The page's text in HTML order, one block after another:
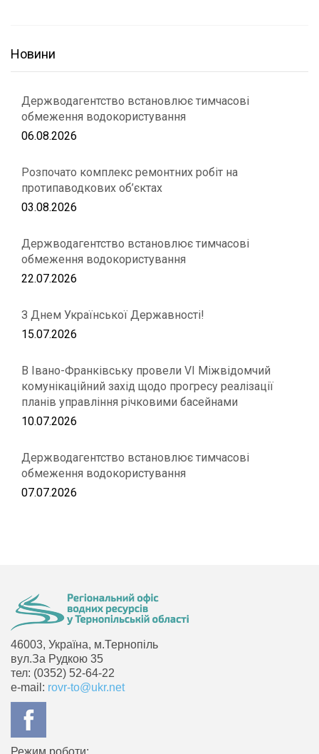
Новини
Держводагентство встановлює тимчасові
обмеження водокористування
06.08.2026
Розпочато комплекс ремонтних робіт на
протипаводкових об’єктах
03.08.2026
Держводагентство встановлює тимчасові
обмеження водокористування
22.07.2026
З Днем Української Державності!
15.07.2026
В Івано-Франківську провели VІ Міжвідомчий
комунікаційний захід щодо прогресу реалізації
планів управління річковими басейнами
10.07.2026
Держводагентство встановлює тимчасові
обмеження водокористування
07.07.2026
46003, Україна, м.Тернопіль
вул.За Рудкою 35
тел: (0352) 52-64-22
e-mail: rovr-to@ukr.net
Режим роботи: